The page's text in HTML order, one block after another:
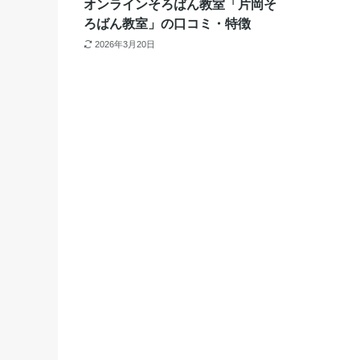
オンラインそろばん教室「片岡そ
ろばん教室」の口コミ・特徴
2026年3月20日